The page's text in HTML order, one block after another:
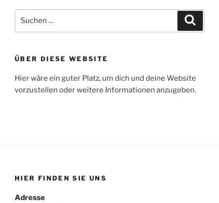
nach:
ÜBER DIESE WEBSITE
Hier wäre ein guter Platz, um dich und deine Website
vorzustellen oder weitere Informationen anzugeben.
HIER FINDEN SIE UNS
Adresse